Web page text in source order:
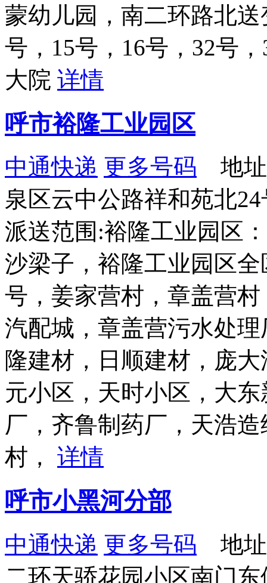
蒙幼儿园，南二环路北
号，15号，16号，32号
大院 详情
呼市裕隆工业园区
中通快递 更多号码 地址
泉区云中公路祥和苑北
派送范围:裕隆工业园区
沙梁子，裕隆工业园区
号，姜家营村，章盖营
汽配城，章盖营污水处
隆建材，日顺建材，庞
元小区，天时小区，大
厂，齐鲁制药厂，天浩
村， 详情
呼市小黑河分部
中通快递 更多号码 地址
二环天骄花园小区南门